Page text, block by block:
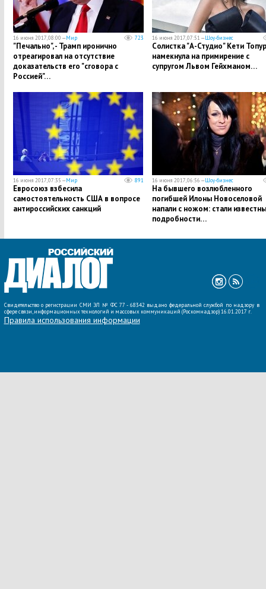
16 июня 2017, 08:00 —Мир 723
"Печально", - Трамп иронично
отреагировал на отсутствие
доказательств его "сговора с
Россией"…
16 июня 2017, 07:51 —Шоу-бизнес
Солистка "А-Студио" Кети
намекнула на примирение с
супругом Львом Гейхманом…
16 июня 2017, 07:35 —Мир 891
Евросоюз взбесила
самостоятельность США в вопросе
антироссийских санкций
16 июня 2017, 06:56 —Шоу-бизнес
На бывшего возлюбленного
погибшей Илоны Новоселовой
напали с ножом: стали известны
подробности…
Свидетельство о регистрации СМИ ЭЛ № ФС 77 - 68342 выдано федеральной службой по надзору в
сфере связи, информационных технологий и массовых коммуникаций (Роскомнадзор) 16.01.2017 г.
Правила использования информации